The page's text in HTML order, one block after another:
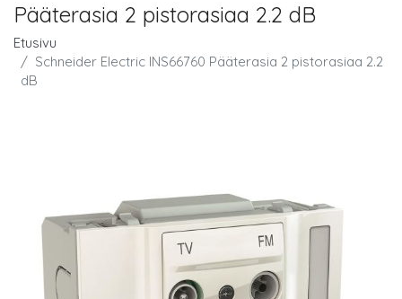
Pääterasia 2 pistorasiaa 2.2 dB
Etusivu
Schneider Electric INS66760 Pääterasia 2 pistorasiaa 2.2
dB